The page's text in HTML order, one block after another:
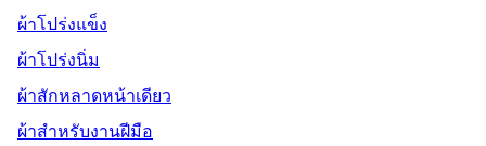
ผ้าโปร่งแข็ง
ผ้าโปร่งนิ่ม
ผ้าสักหลาดหน้าเดียว
ผ้าสำหรับงานฝีมือ